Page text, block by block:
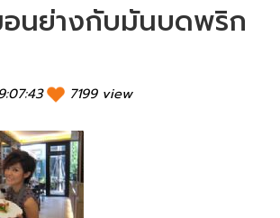
นย่างกับมันบดพริก
7199 view